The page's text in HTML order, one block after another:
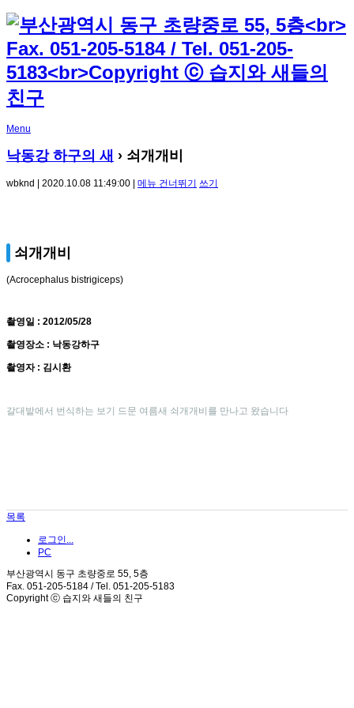
Menu
낙동강 하구의 새 › 쇠개개비
wbknd | 2020.10.08 11:49:00 | 메뉴 건너뛰기 쓰기
쇠개개비
(Acrocephalus bistrigiceps)
촬영일 : 2012/05/28
촬영장소 : 낙동강하구
촬영자 : 김시환
갈대밭에서 번식하는 보기 드문 여름새 쇠개개비를 만나고 왔습니다
목록
로그인...
PC
부산광역시 동구 초량중로 55, 5층
Fax. 051-205-5184 / Tel. 051-205-5183
Copyright ⓒ 습지와 새들의 친구